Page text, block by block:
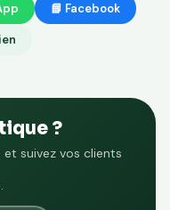
📘 Facebook
?
et suivez vos clients